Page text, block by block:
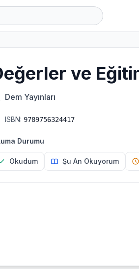
ve
Dem Yayınları
ISBN: 9789756324417
Durumu
Okudum Şu An Okuyorum